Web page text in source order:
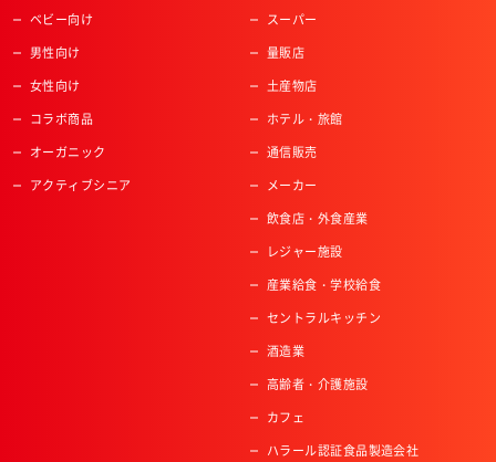
ベビー向け
男性向け
女性向け
コラボ商品
オーガニック
アクティブシニア
スーパー
量販店
土産物店
ホテル・旅館
通信販売
メーカー
飲食店・外食産業
レジャー施設
産業給食・学校給食
セントラルキッチン
酒造業
高齢者・介護施設
カフェ
ハラール認証食品製造会社